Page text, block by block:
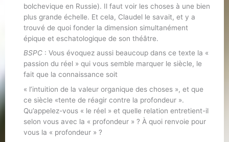
bolchevique en Russie). Il faut voir les choses à une bien
plus grande échelle. Et cela, Claudel le savait, et y a
trouvé de quoi fonder la dimension simultanément
épique et eschatologique de son théâtre.
BSPC : Vous évoquez aussi beaucoup dans ce texte la «
passion du réel » qui vous semble marquer le siècle, le
fait que la connaissance soit
« l’intuition de la valeur organique des choses », et que
ce siècle «tente de réagir contre la profondeur ».
Qu’appelez-vous « le réel » et quelle relation entretient-il
selon vous avec la « profondeur » ? À quoi renvoie pour
vous la « profondeur » ?